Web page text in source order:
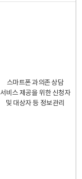
스마트폰 과의존 상담
서비스 제공을 위한 신청자
및 대상자 등 정보관리